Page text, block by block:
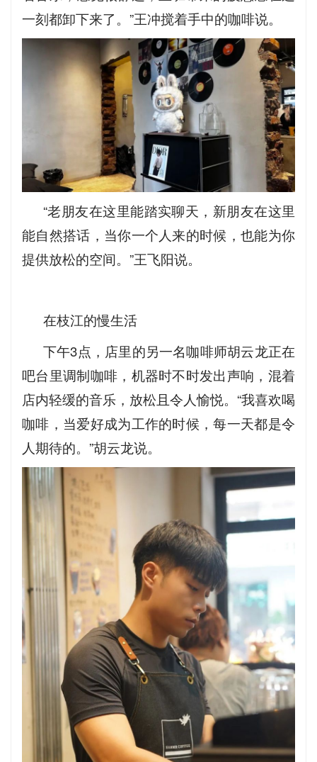
一刻都卸下来了。”王冲搅着手中的咖啡说。
“老朋友在这里能踏实聊天，新朋友在这里
能自然搭话，当你一个人来的时候，也能为你
提供放松的空间。”王飞阳说。
在枝江的慢生活
下午3点，店里的另一名咖啡师胡云龙正在
吧台里调制咖啡，机器时不时发出声响，混着
店内轻缓的音乐，放松且令人愉悦。“我喜欢喝
咖啡，当爱好成为工作的时候，每一天都是令
人期待的。”胡云龙说。